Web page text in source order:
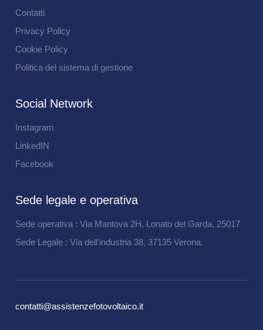
Contatti
Privacy Policy
Cookie Policy
Politica del sistema di gestione
Social Network
Instagram
LinkedIN
Facebook
Sede legale e operativa
Sede operativa : Via Mantova 2H, Lonato del Garda, 25017
Sede Legale : Via dell’industria 38, 37135 Verona.
contatti@assistenzefotovoltaico.it